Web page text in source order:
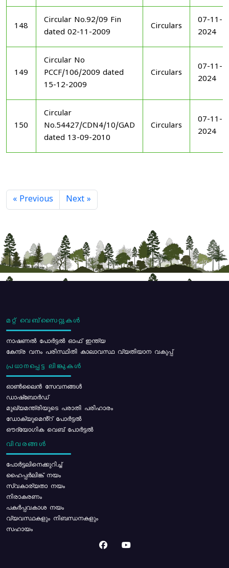
148
Circular No.92/09 Fin
dated 02-11-2009
Circulars
07-11-
2024
149
Circular No
PCCF/106/2009 dated
15-12-2009
Circulars
07-11-
2024
150
Circular
No.54427/CDN4/10/GAD
dated 13-09-2010
Circulars
07-11-
2024
« Previous Next »
മറ്റ് വെബ്സൈറ്റുകൾ
നാഷണൽ പോർട്ടൽ ഓഫ് ഇന്ത്യ
കേന്ദ്ര വനം പരിസ്ഥിതി കാലാവസ്ഥ വ്യതിയാന വകുപ്പ്
പ്രധാനപ്പെട്ട ലിങ്കുകൾ
ഓൺലൈൻ സേവനങ്ങൾ
ഡാഷ്ബോർഡ്
മുഖ്യമന്ത്രിയുടെ പരാതി പരിഹാരം
ഡോക്യുമെൻ്റ് പോർട്ടൽ
ഔദ്യോഗിക വെബ് പോർട്ടൽ
വിവരങ്ങൾ
പോര്‍ട്ടലിനെക്കുറിച്ച്
ഹൈപ്പർലിങ്ക് നയം
സ്വകാര്യതാ നയം
നിരാകരണം
പകർപ്പവകാശ നയം
വ്യവസ്ഥകളും നിബന്ധനകളും
സഹായം